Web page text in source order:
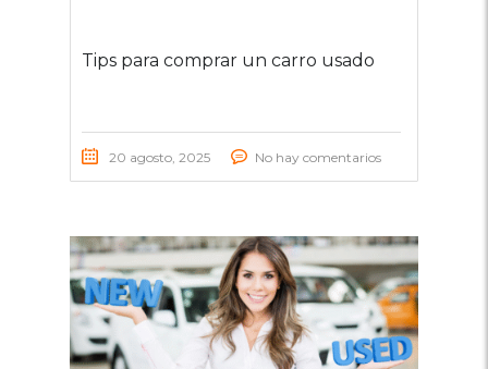
Tips para comprar un carro usado
20 agosto, 2025 No hay comentarios